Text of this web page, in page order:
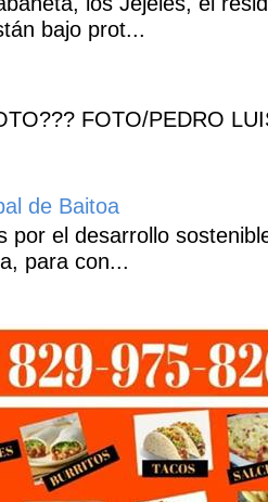
bajo prot...
FOTO/PEDRO
de Baitoa
por el desarrollo
para con...